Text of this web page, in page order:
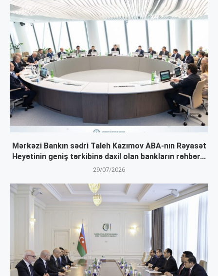
Mərkəzi Bankın sədri Taleh Kazımov ABA-nın Rəyasət
Heyətinin geniş tərkibinə daxil olan bankların rəhbər...
29/07/2026